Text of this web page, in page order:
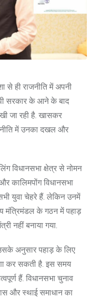
से ही राजनीति में अपनी
सरकार के आने के बाद
जा रही है. खासकर
में उनका दखल और
विधानसभा क्षेत्र से नोमन
कालिमपोंग विधानसभा
युवा चेहरे हैं. लेकिन उनमें
मंत्रिमंडल के गठन में पहाड़
नहीं बनाया गया.
अनुसार पहाड़ के लिए
कर सकती है. इस समय
हैं. विधानसभा चुनाव
और स्थाई समाधान का